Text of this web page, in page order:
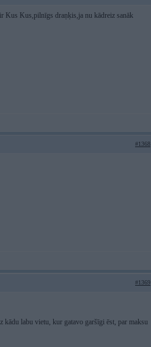
Kus Kus,pilnīgs draņķis,ja nu kādreiz sanāk
#1368
#1369
kādu labu vietu, kur gatavo garšīgi ēst, par maksu